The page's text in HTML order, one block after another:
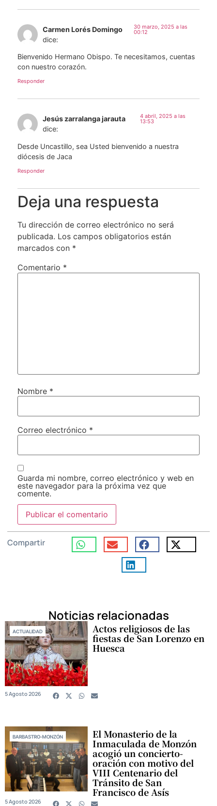
Carmen Lorés Domingo
dice:
30 marzo, 2025 a las
00:12
Bienvenido Hermano Obispo. Te necesitamos, cuentas
con nuestro corazón.
Responder
Jesús zarralanga jarauta
dice:
4 abril, 2025 a las
13:53
Desde Uncastillo, sea Usted bienvenido a nuestra
diócesis de Jaca
Responder
Deja una respuesta
Tu dirección de correo electrónico no será
publicada. Los campos obligatorios están
marcados con *
Comentario *
Nombre *
Correo electrónico *
Guarda mi nombre, correo electrónico y web en
este navegador para la próxima vez que
comente.
Compartir
Noticias relacionadas
ACTUALIDAD Actos religiosos de las
fiestas de San Lorenzo en
Huesca
5 Agosto 2026
BARBASTRO-MONZÓN El Monasterio de la
Inmaculada de Monzón
acogió un concierto-
oración con motivo del
VIII Centenario del
Tránsito de San
Francisco de Asís
5 Agosto 2026